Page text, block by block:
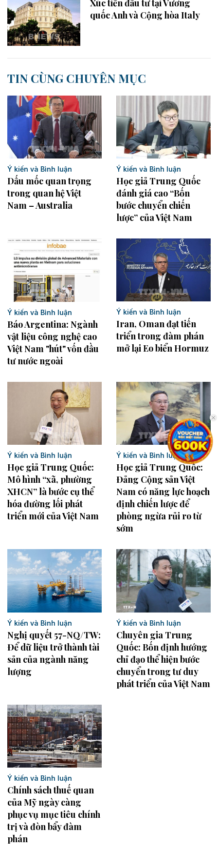
Xúc tiến đầu tư tại Vương
quốc Anh và Cộng hòa Italy
TIN CÙNG CHUYÊN MỤC
Ý kiến và Bình luận
Dấu mốc quan trọng
trong quan hệ Việt
Nam – Australia
Ý kiến và Bình luận
Học giả Trung Quốc
đánh giá cao “Bốn
bước chuyển chiến
lược” của Việt Nam
Ý kiến và Bình luận
Báo Argentina: Ngành
vật liệu công nghệ cao
Việt Nam "hút" vốn đầu
tư nước ngoài
Ý kiến và Bình luận
Iran, Oman đạt tiến
triển trong đàm phán
mở lại Eo biển Hormuz
Ý kiến và Bình luận
Học giả Trung Quốc:
Mô hình “xã, phường
XHCN” là bước cụ thể
hóa đường lối phát
triển mới của Việt Nam
Ý kiến và Bình luận
Học giả Trung Quốc:
Đảng Cộng sản Việt
Nam có năng lực hoạch
định chiến lược để
phòng ngừa rủi ro từ
sớm
Ý kiến và Bình luận
Nghị quyết 57-NQ/TW:
Để dữ liệu trở thành tài
sản của ngành năng
lượng
Ý kiến và Bình luận
Chuyên gia Trung
Quốc: Bốn định hướng
chỉ đạo thể hiện bước
chuyển trong tư duy
phát triển của Việt Nam
Ý kiến và Bình luận
Chính sách thuế quan
của Mỹ ngày càng
phục vụ mục tiêu chính
trị và đòn bẩy đàm
phán